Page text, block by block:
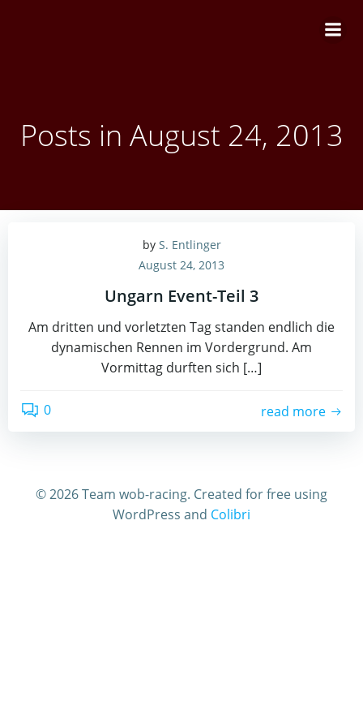
Posts in August 24, 2013
by S. Entlinger
August 24, 2013
Ungarn Event-Teil 3
Am dritten und vorletzten Tag standen endlich die
dynamischen Rennen im Vordergrund. Am
Vormittag durften sich […]
0 read more
© 2026 Team wob-racing. Created for free using
WordPress and Colibri